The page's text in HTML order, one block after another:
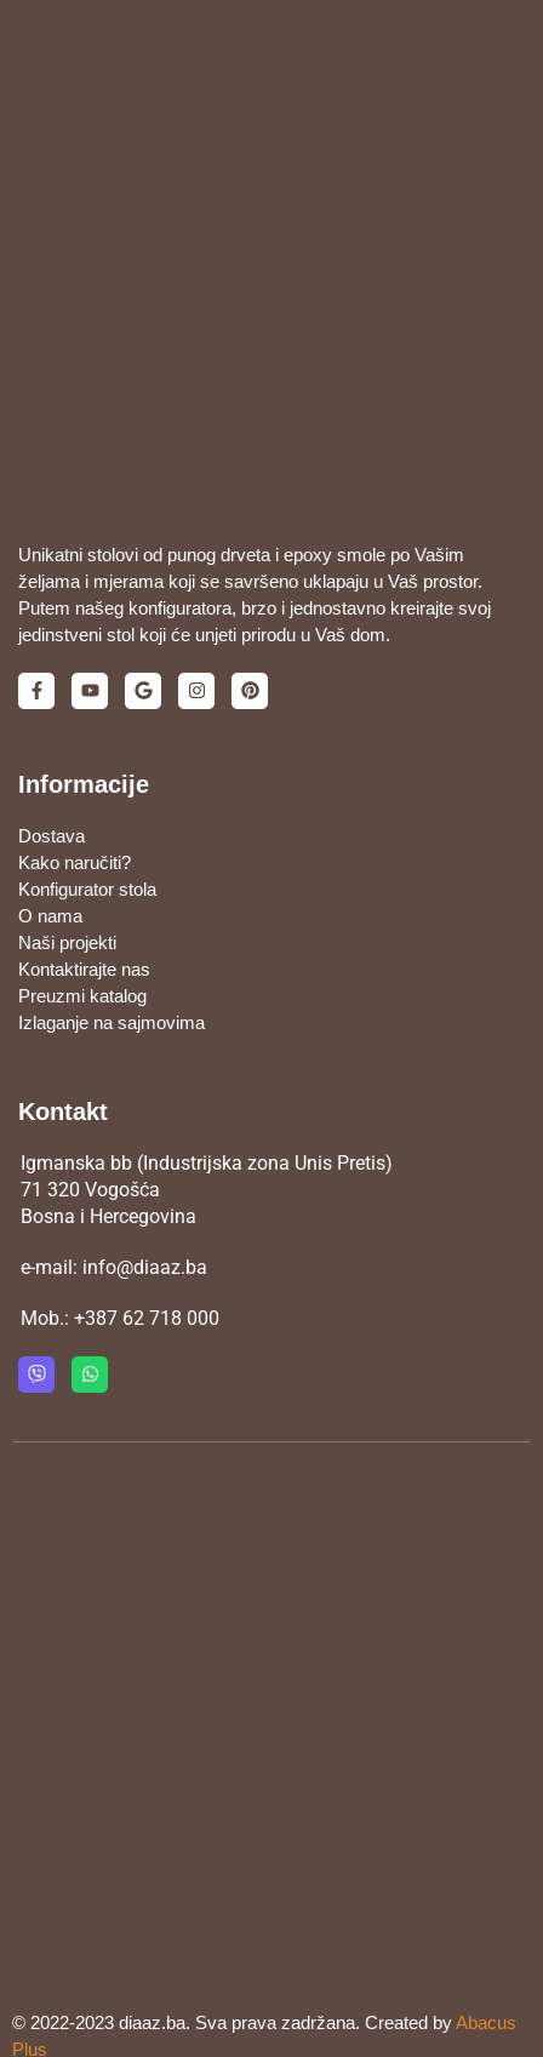
Unikatni stolovi od punog drveta i epoxy smole po Vašim
željama i mjerama koji se savršeno uklapaju u Vaš prostor.
Putem našeg konfiguratora, brzo i jednostavno kreirajte svoj
jedinstveni stol koji će unjeti prirodu u Vaš dom.
Informacije
Dostava
Kako naručiti?
Konfigurator stola
O nama
Naši projekti
Kontaktirajte nas
Preuzmi katalog
Izlaganje na sajmovima
Kontakt
Igmanska bb (Industrijska zona Unis Pretis)
71 320 Vogošća
Bosna i Hercegovina
e-mail: info@diaaz.ba
Mob.: +387 62 718 000
© 2022-2023 diaaz.ba. Sva prava zadržana. Created byAbacus
Plus